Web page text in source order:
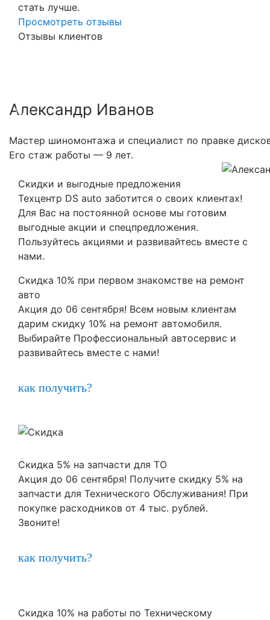
стать лучше.
Просмотреть отзывы
Отзывы клиентов
Александр Иванов
Мастер шиномонтажа и специалист по правке
Его стаж работы — 9 лет.
Previous
Скидки и выгодные предложения
Техцентр DS auto заботится о своих клиентах!
Для Вас на постоянной основе мы готовим
выгодные акции и спецпредложения.
Пользуйтесь акциями и развивайтесь вместе с
нами.
Скидка 10% при первом знакомстве на ремонт
авто
Акция до 06 сентября! Всем новым клиентам
дарим скидку 10% на ремонт автомобиля.
Выбирайте Профессиональный автосервис и
развивайтесь вместе с нами!
как получить?
Скидка 5% на запчасти для ТО
Акция до 06 сентября! Получите скидку 5% на
запчасти для Технического Обслуживания! При
покупке расходников от 4 тыс. рублей.
Звоните!
как получить?
Скидка 10% на работы по Техническому